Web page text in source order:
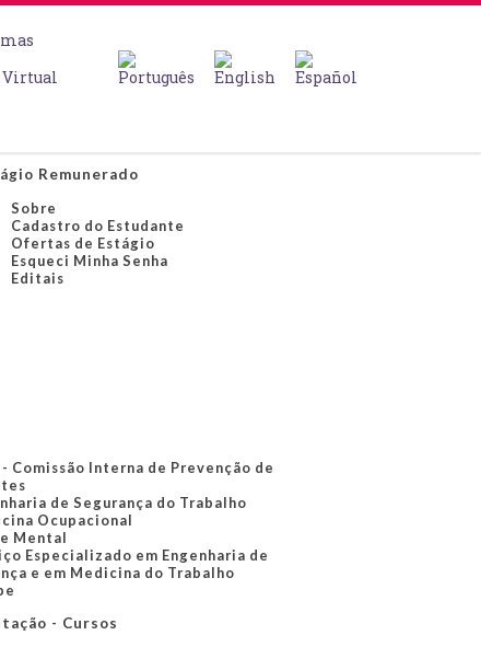
Remunerado
Sobre
Cadastro do Estudante
Ofertas de Estágio
Esqueci Minha Senha
Editais
- Comissão Interna de Prevenção de
de Segurança do Trabalho
Ocupacional
Mental
Especializado em Engenharia de
e em Medicina do Trabalho
- Cursos